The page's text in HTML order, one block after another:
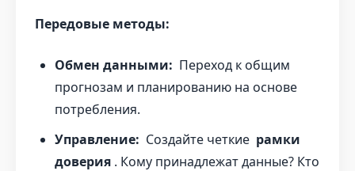
Передовые методы:
Обмен данными: Переход к общим
прогнозам и планированию на основе
потребления.
Управление: Создайте четкие рамки
доверия . Кому принадлежат данные? Кто